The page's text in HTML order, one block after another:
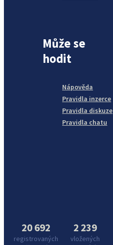
Může se
hodit
Nápověda
Pravidla inzerce
Pravidla diskuze
Pravidla chatu
20 692
registrovaných
2 239
vložených